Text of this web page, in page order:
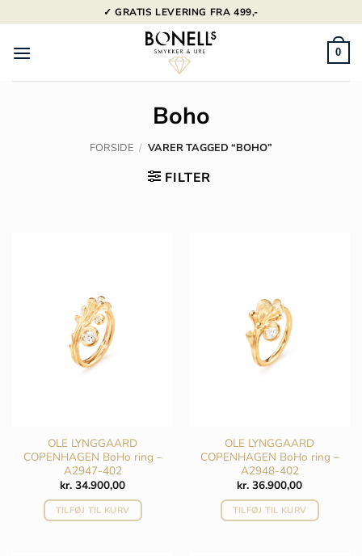
til
indhold
✓ GRATIS LEVERING FRA 499,-
0
Boho
FORSIDE / VARER TAGGED “BOHO”
FILTER
OLE LYNGGAARD
COPENHAGEN BoHo ring –
A2947-402
kr. 34.900,00
TILFØJ TIL KURV
OLE LYNGGAARD
COPENHAGEN BoHo ring –
A2948-402
kr. 36.900,00
TILFØJ TIL KURV